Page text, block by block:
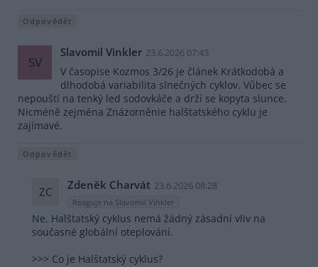
Odpovědět
SV
Slavomil Vinkler 23.6.2026 07:43
V časopise Kozmos 3/26 je článek Krátkodobá a
dlhodobá variabilita slnečných cyklov. Vůbec se
nepouští na tenký led sodovkáče a drží se kopyta slunce.
Nicméně zejména Znázorněnie halštatského cyklu je
zajímavé.
Odpovědět
ZC Zdeněk Charvát 23.6.2026 08:28
Reaguje na Slavomil Vinkler
Ne, Halštatský cyklus nemá žádný zásadní vliv na
současné globální oteplování.
>>> Co je Halštatský cyklus?